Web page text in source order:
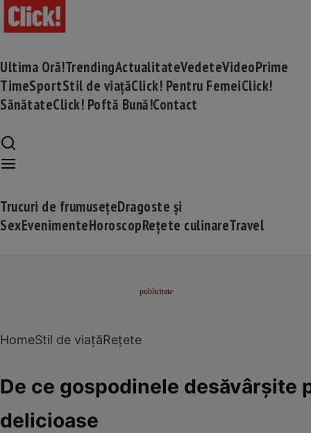
Ultima Oră!TrendingActualitateVedeteVideoPrime
TimeSportStil de viațăClick! Pentru FemeiClick!
SănătateClick! Poftă Bună!Contact
Trucuri de frumusețeDragoste și
SexEvenimenteHoroscopRețete culinareTravel
HomeStil de viațăRețete
De ce gospodinele desăvârșite
delicioase